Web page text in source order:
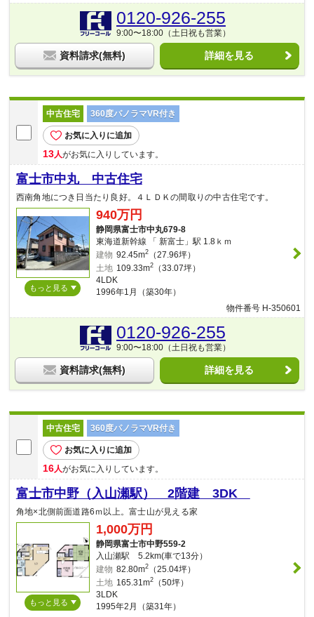
0120-926-255
9:00〜18:00（土日祝も営業）
資料請求(無料) 詳細を見る
中古住宅 360度パノラマVR付き
お気に入りに追加
13人がお気に入りしています。
富士市中丸 中古住宅
西南角地につき日当たり良好。４ＬＤＫの間取りの中古住宅です。
もっと見る
940万円
静岡県富士市中丸679-8
東海道新幹線 「 新富士」駅 1.8ｋｍ
建物 92.45m2（27.96坪）
土地 109.33m2（33.07坪）
4LDK
1996年1月（築30年）
物件番号 H-350601
0120-926-255
9:00〜18:00（土日祝も営業）
資料請求(無料) 詳細を見る
中古住宅 360度パノラマVR付き
お気に入りに追加
16人がお気に入りしています。
富士市中野（入山瀬駅） 2階建 3DK
角地×北側前面道路6ｍ以上。富士山が見える家
もっと見る
1,000万円
静岡県富士市中野559-2
入山瀬駅 5.2km(車で13分）
建物 82.80m2（25.04坪）
土地 165.31m2（50坪）
3LDK
1995年2月（築31年）